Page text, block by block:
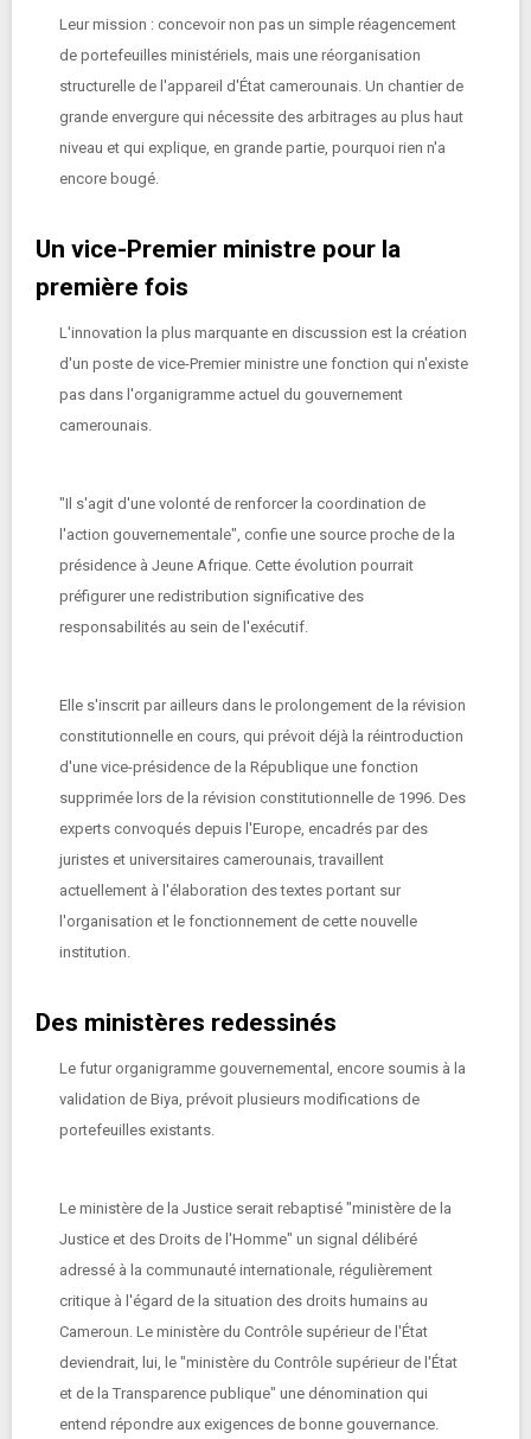
Leur mission : concevoir non pas un simple réagencement
de portefeuilles ministériels, mais une réorganisation
structurelle de l'appareil d'État camerounais. Un chantier de
grande envergure qui nécessite des arbitrages au plus haut
niveau et qui explique, en grande partie, pourquoi rien n'a
encore bougé.
Un vice-Premier ministre pour la
première fois
L'innovation la plus marquante en discussion est la création
d'un poste de vice-Premier ministre une fonction qui n'existe
pas dans l'organigramme actuel du gouvernement
camerounais.
"Il s'agit d'une volonté de renforcer la coordination de
l'action gouvernementale", confie une source proche de la
présidence à Jeune Afrique. Cette évolution pourrait
préfigurer une redistribution significative des
responsabilités au sein de l'exécutif.
Elle s'inscrit par ailleurs dans le prolongement de la révision
constitutionnelle en cours, qui prévoit déjà la réintroduction
d'une vice-présidence de la République une fonction
supprimée lors de la révision constitutionnelle de 1996. Des
experts convoqués depuis l'Europe, encadrés par des
juristes et universitaires camerounais, travaillent
actuellement à l'élaboration des textes portant sur
l'organisation et le fonctionnement de cette nouvelle
institution.
Des ministères redessinés
Le futur organigramme gouvernemental, encore soumis à la
validation de Biya, prévoit plusieurs modifications de
portefeuilles existants.
Le ministère de la Justice serait rebaptisé "ministère de la
Justice et des Droits de l'Homme" un signal délibéré
adressé à la communauté internationale, régulièrement
critique à l'égard de la situation des droits humains au
Cameroun. Le ministère du Contrôle supérieur de l'État
deviendrait, lui, le "ministère du Contrôle supérieur de l'État
et de la Transparence publique" une dénomination qui
entend répondre aux exigences de bonne gouvernance.